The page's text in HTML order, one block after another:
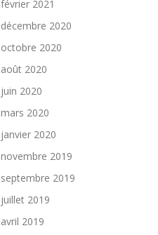
février 2021
décembre 2020
octobre 2020
août 2020
juin 2020
mars 2020
janvier 2020
novembre 2019
septembre 2019
juillet 2019
avril 2019